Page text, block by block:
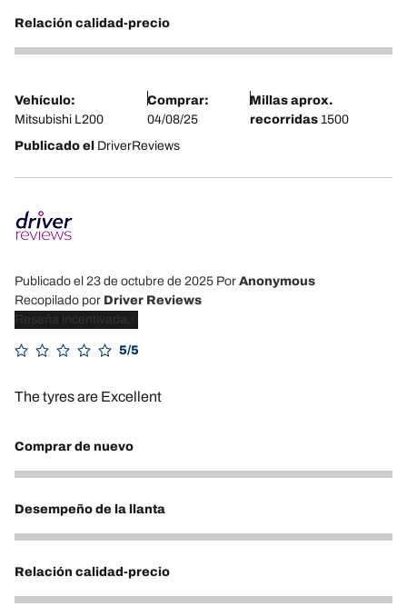
Relación calidad-precio
5
Vehículo:
Mitsubishi L200
Comprar:
04/08/25
Millas aprox.
recorridas 1500
Publicado el DriverReviews
Publicado el 23 de octubre de 2025 Por Anonymous
Recopilado por Driver Reviews
Reseña incentivada
5/5
The tyres are Excellent
Comprar de nuevo
5
Desempeño de la llanta
5
Relación calidad-precio
5